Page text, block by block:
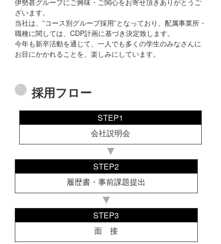
伊勢甚グループにご興味・ご関心をお寄せ頂きありがとうご
ざいます。
当社は、”コース別グループ採用”となっており、配属事業所・
職種に関しては、CDP計画に基づき決定致します。
今年も新卒活動を通じて、一人でも多くの学生のみなさんに
お目にかかれることを、楽しみにしています。
採用フロー
STEP1
会社説明会
STEP2
履歴書・事前課題提出
STEP3
面 接